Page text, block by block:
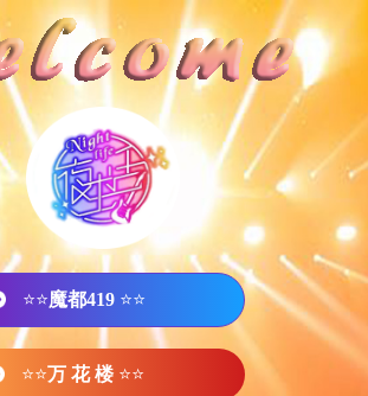
⭐⭐魔都419 ⭐⭐
⭐⭐万 花 楼 ⭐⭐